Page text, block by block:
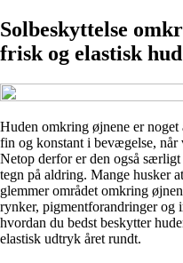
Solbeskyttelse
frisk og elastisk hud
Huden omkring øjnene er noget
fin og konstant i bevægelse,
Netop derfor er den også
tegn på aldring. Mange husker
glemmer området omkring
rynker, pigmentforandringer og
hvordan du bedst beskytter
elastisk udtryk året rundt.